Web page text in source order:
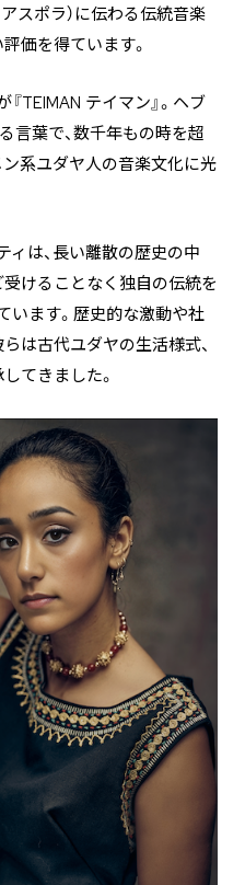
スポラ）に伝わる伝統音楽
価を得ています。
TEIMAN テイマン』。ヘブ
言葉で、数千年もの時を超
ン系ユダヤ人の音楽文化に光
は、長い離散の歴史の中
けることなく独自の伝統を
います。歴史的な激動や社
は古代ユダヤの生活様式、
てきました。